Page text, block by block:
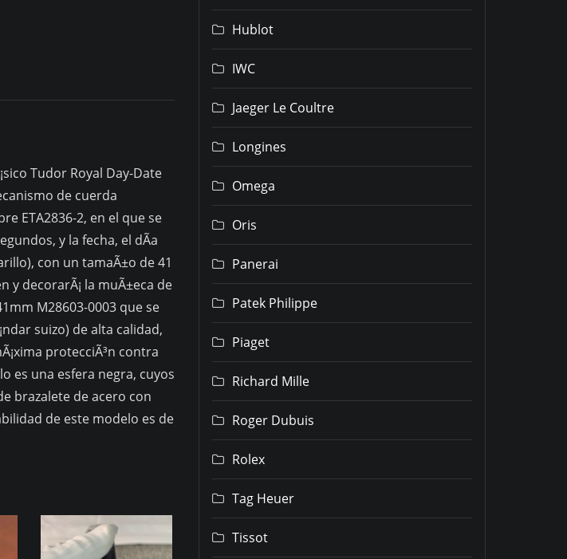
Tudor Royal Day-Date
de cuerda
ETA2836-2, en el que se
y la fecha, el dÃ­a
con un tamaÃ±o de 41
y decorarÃ¡ la muÃ±eca de
M28603-0003 que se
suizo) de alta calidad,
protecciÃ³n contra
es una esfera negra, cuyos
brazalete de acero con
de este modelo es de
Hublot
IWC
Jaeger Le Coultre
Longines
Omega
Oris
Panerai
Patek Philippe
Piaget
Richard Mille
Roger Dubuis
Rolex
Tag Heuer
Tissot